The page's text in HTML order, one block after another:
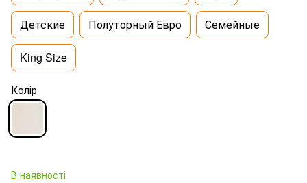
Детские Полуторный Евро Семейные
King Size
Колір
В наявності